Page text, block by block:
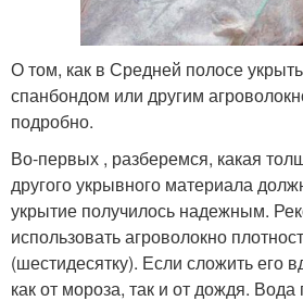
О том, как в Средней полосе
спанбондом или другим
подробно.
Во-первых , разберемся, какая
другого укрывного материала
укрытие получилось надежным.
использовать агроволокно
(шестидесятку). Если сложить его
как от мороза, так и от дождя.